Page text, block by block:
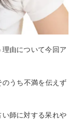
由について今回ア
うち不満を伝えず
い師に対する呆れや